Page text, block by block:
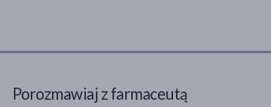
Porozmawiaj z farmaceutą